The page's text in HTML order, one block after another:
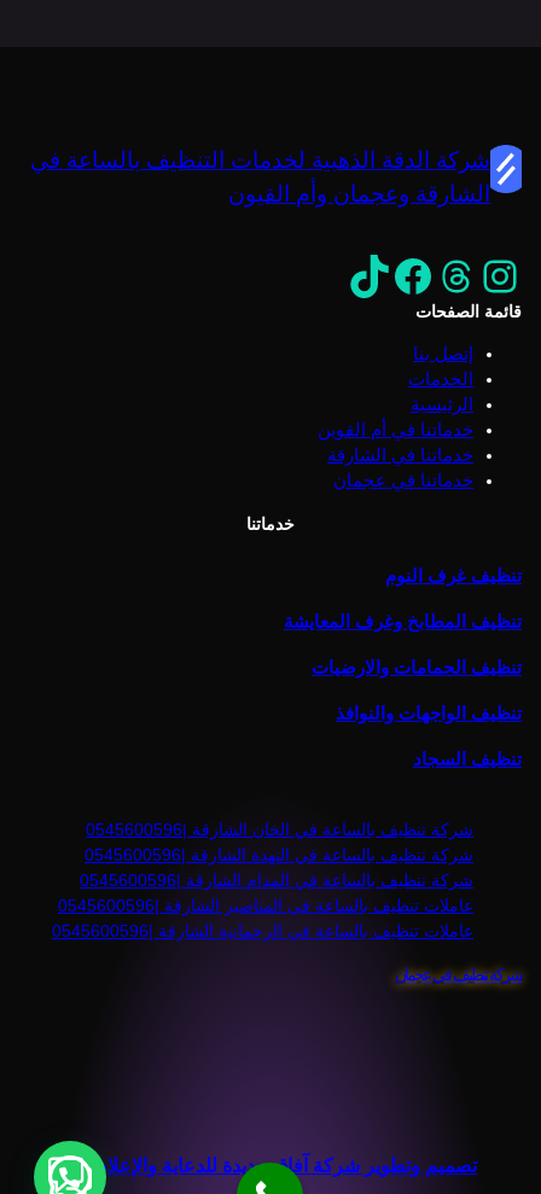
شركة الدقة الذهبية لخدمات التنظيف بالساعة في
الشارقة وعجمان وأم القيون
إنستجرام ثريدز https://www.facebook.com/profile.php?id=61559395807892&mibextid=ZbWKwL تيك توك
قائمة الصفحات
إتصل بنا
الخدمات
الرئيسية
خدماتنا في أم القوين
خدماتنا في الشارقة
خدماتنا في عجمان
خدماتنا
تنظيف غرف النوم
تنظيف المطابخ وغرف المعايشة
تنظيف الحمامات والارضيات
تنظيف الواجهات والنوافذ
تنظيف السجاد
شركة تنظيف بالساعة في الخان الشارقة |0545600596
شركة تنظيف بالساعة في النهدة الشارقة |0545600596
شركة تنظيف بالساعة في المدام الشارقة |0545600596
عاملات تنظيف بالساعة في المناصير الشارقة |0545600596
عاملات تنظيف بالساعة في الرحمانية الشارقة |0545600596
شركة تنظيف في عجمان
تصميم وتطوير شركة آفاق جديدة للدعاية والإعلان واتساب